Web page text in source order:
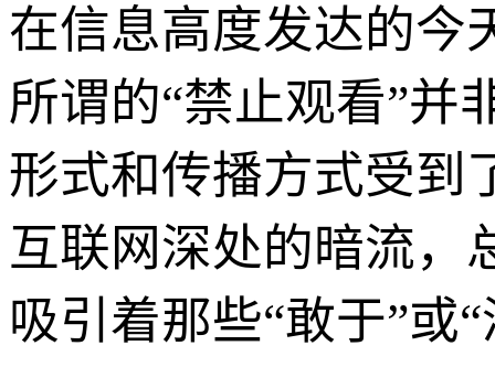
在信息高度发达的今
所谓的“禁止观看”并
形式和传播方式受到
互联网深处的暗流，
吸引着那些“敢于”或